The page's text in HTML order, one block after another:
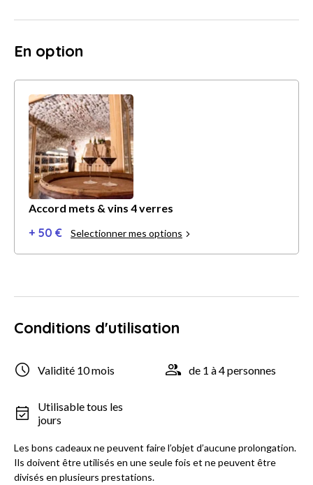
En option
Accord mets & vins 4 verres
+ 50 € Selectionner mes options
Conditions d'utilisation
Validité 10 mois de 1 à 4 personnes
Utilisable tous les
jours
Les bons cadeaux ne peuvent faire l’objet d’aucune prolongation.
Ils doivent être utilisés en une seule fois et ne peuvent être
divisés en plusieurs prestations.